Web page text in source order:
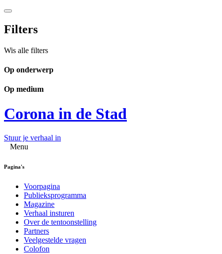
Filters
Wis alle filters
Op onderwerp
Op medium
Corona in de Stad
Stuur je verhaal in
Menu
Pagina's
Voorpagina
Publieksprogramma
Magazine
Verhaal insturen
Over de tentoonstelling
Partners
Veelgestelde vragen
Colofon